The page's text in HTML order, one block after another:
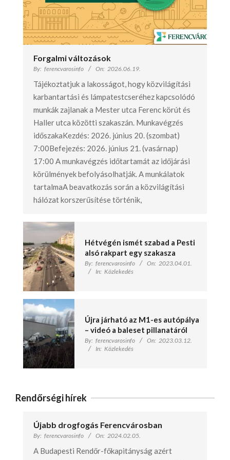
Forgalmi változások
By: ferencvarosinfo On: 2026.06.19.
Tájékoztatjuk a lakosságot, hogy közvilágítási
karbantartási és lámpatestcseréhez kapcsolódó
munkák zajlanak a Mester utca Ferenc körút és
Haller utca közötti szakaszán. Munkavégzés
időszakaKezdés: 2026. június 20. (szombat)
7:00Befejezés: 2026. június 21. (vasárnap)
17:00 A munkavégzés időtartamát az időjárási
körülmények befolyásolhatják. A munkálatok
tartalmaA beavatkozás során a közvilágítási
hálózat korszerűsítése történik,
Hétvégén ismét szabad a Pesti
alsó rakpart egy szakasza
By: ferencvarosinfo On: 2023.04.01.
In: Közlekedés
Újra járható az M1-es autópálya
– videó a baleset pillanatáról
By: ferencvarosinfo On: 2023.03.12.
In: Közlekedés
Rendőrségi hírek
Újabb drogfogás Ferencvárosban
By: ferencvarosinfo On: 2024.02.05.
A Budapesti Rendőr-főkapitányság azért